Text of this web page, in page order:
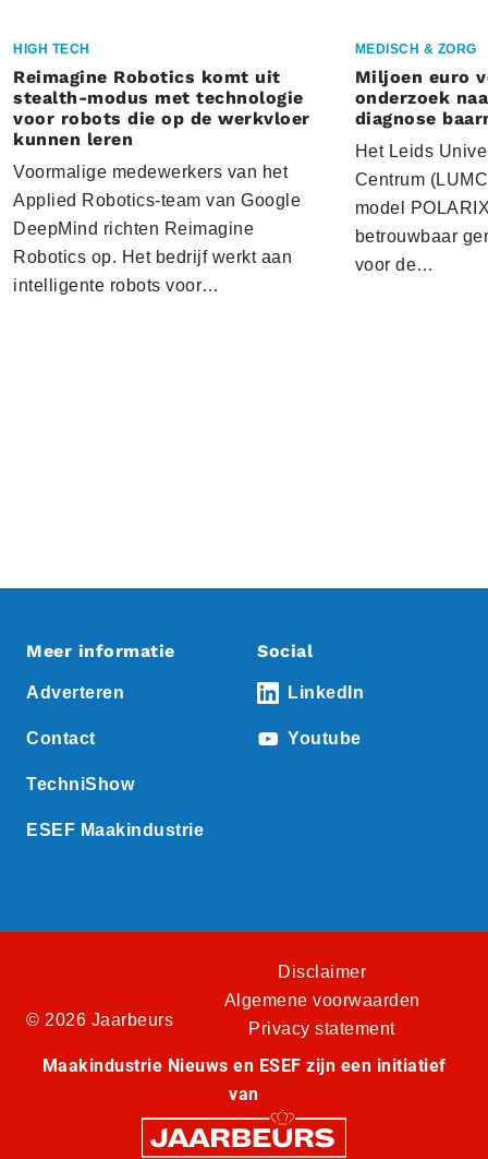
HIGH TECH
Reimagine Robotics komt uit
stealth-modus met technologie
voor robots die op de werkvloer
kunnen leren
Voormalige medewerkers van het
Applied Robotics-team van Google
DeepMind richten Reimagine
Robotics op. Het bedrijf werkt aan
intelligente robots voor…
MEDISCH & ZORG
Miljoen euro
onderzoek
diagnose
Het Leids
Centrum
model
betrouwbaar
voor de…
Meer informatie
Adverteren
Contact
TechniShow
ESEF Maakindustrie
Social
LinkedIn
Youtube
© 2026 Jaarbeurs
Disclaimer
Algemene voorwaarden
Privacy statement
Maakindustrie Nieuws en ESEF zijn een initiatief
van